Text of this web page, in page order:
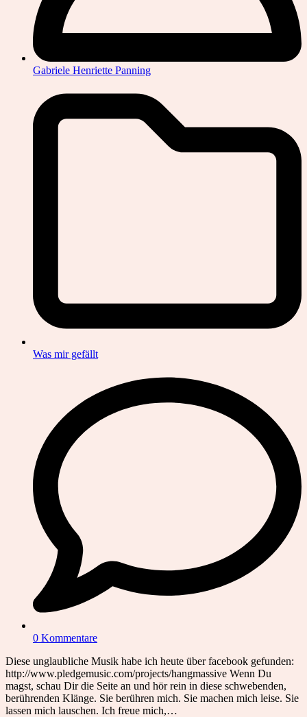
Gabriele Henriette Panning
Was mir gefällt
0 Kommentare
Diese unglaubliche Musik habe ich heute über facebook gefunden:
http://www.pledgemusic.com/projects/hangmassive Wenn Du
magst, schau Dir die Seite an und hör rein in diese schwebenden,
berührenden Klänge. Sie berühren mich. Sie machen mich leise. Sie
lassen mich lauschen. Ich freue mich,…